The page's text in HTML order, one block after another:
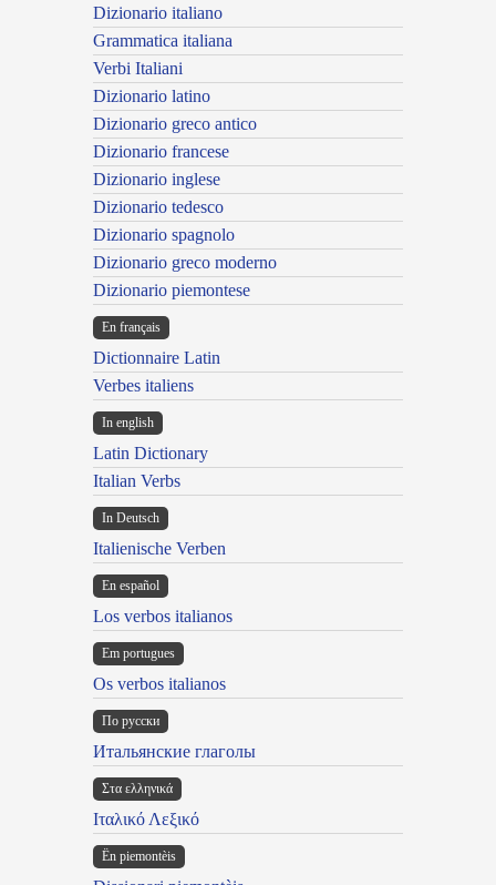
Dizionario italiano
Grammatica italiana
Verbi Italiani
Dizionario latino
Dizionario greco antico
Dizionario francese
Dizionario inglese
Dizionario tedesco
Dizionario spagnolo
Dizionario greco moderno
Dizionario piemontese
En français
Dictionnaire Latin
Verbes italiens
In english
Latin Dictionary
Italian Verbs
In Deutsch
Italienische Verben
En español
Los verbos italianos
Em portugues
Os verbos italianos
По русски
Итальянские глаголы
Στα ελληνικά
Ιταλικό Λεξικό
Ën piemontèis